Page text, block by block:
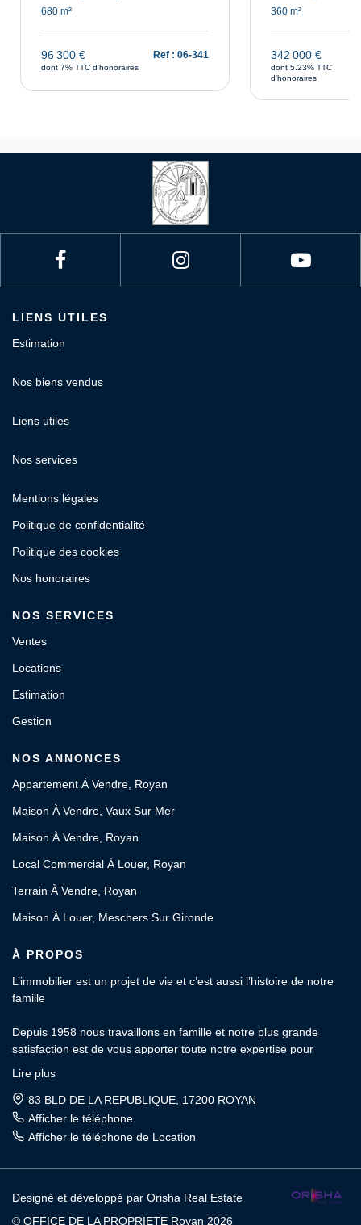
680 m²
96 300 €
dont 7% TTC d'honoraires
Ref : 06-341
360 m²
342 000 €
dont 5.23% TTC
d'honoraires
LIENS UTILES
Estimation
Nos biens vendus
Liens utiles
Nos services
Mentions légales
Politique de confidentialité
Politique des cookies
Nos honoraires
NOS SERVICES
Ventes
Locations
Estimation
Gestion
NOS ANNONCES
Appartement À Vendre, Royan
Maison À Vendre, Vaux Sur Mer
Maison À Vendre, Royan
Local Commercial À Louer, Royan
Terrain À Vendre, Royan
Maison À Louer, Meschers Sur Gironde
À PROPOS
L’immobilier est un projet de vie et c’est aussi l’histoire de notre
famille
Depuis 1958 nous travaillons en famille et notre plus grande
satisfaction est de vous apporter toute notre expertise pour
votre patrimoine.
OFFICE de la PROPRIÉTÉ : Votre agence indépendante et
familiale depuis 3 générations.
Rencontrons-nous
Lire plus
83 BLD DE LA REPUBLIQUE, 17200 ROYAN
Afficher le téléphone
Afficher le téléphone de Location
Designé et développé par Orisha Real Estate
© OFFICE DE LA PROPRIETE Royan 2026